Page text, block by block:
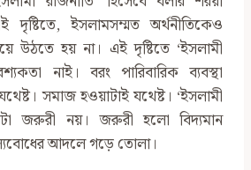
ইসলামসম্মত অর্থনীতিকেও
উঠতে হয় না। এই দৃষ্টিতে ‘ইসলামী
নাই। বরং পারিবারিক ব্যবস্থা
সমাজ হওয়াটাই যথেষ্ট। ‘ইসলামী
জরুরী নয়। জরুরী হলো বিদ্যমান
আদলে গড়ে তোলা।